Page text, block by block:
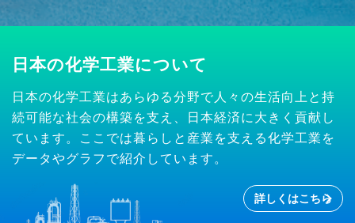
日本の化学工業について
日本の化学工業はあらゆる分野で人々の生活向上と持
続可能な社会の構築を支え、日本経済に大きく貢献し
ています。ここでは暮らしと産業を支える化学工業を
データやグラフで紹介しています。
詳しくはこちら